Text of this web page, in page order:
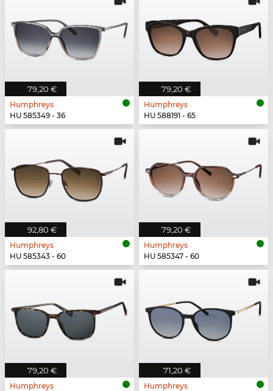
79,20 €
Humphreys
HU 585349 - 36
79,20 €
Humphreys
HU 588191 - 65
92,80 €
Humphreys
HU 585343 - 60
79,20 €
Humphreys
HU 585347 - 60
79,20 €
Humphreys
71,20 €
Humphreys